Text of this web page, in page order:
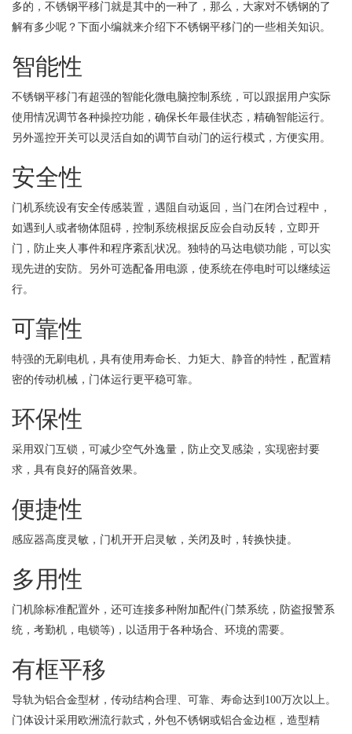
多的，不锈钢平移门就是其中的一种了，那么，大家对不锈钢的了
解有多少呢？下面小编就来介绍下不锈钢平移门的一些相关知识。
智能性
不锈钢平移门有超强的智能化微电脑控制系统，可以跟据用户实际
使用情况调节各种操控功能，确保长年最佳状态，精确智能运行。
另外遥控开关可以灵活自如的调节自动门的运行模式，方便实用。
安全性
门机系统设有安全传感装置，遇阻自动返回，当门在闭合过程中，
如遇到人或者物体阻碍，控制系统根据反应会自动反转，立即开
门，防止夹人事件和程序紊乱状况。独特的马达电锁功能，可以实
现先进的安防。另外可选配备用电源，使系统在停电时可以继续运
行。
可靠性
特强的无刷电机，具有使用寿命长、力矩大、静音的特性，配置精
密的传动机械，门体运行更平稳可靠。
环保性
采用双门互锁，可减少空气外逸量，防止交叉感染，实现密封要
求，具有良好的隔音效果。
便捷性
感应器高度灵敏，门机开开启灵敏，关闭及时，转换快捷。
多用性
门机除标准配置外，还可连接多种附加配件(门禁系统，防盗报警系
统，考勤机，电锁等)，以适用于各种场合、环境的需要。
有框平移
导轨为铝合金型材，传动结构合理、可靠、寿命达到100万次以上。
门体设计采用欧洲流行款式，外包不锈钢或铝合金边框，造型精